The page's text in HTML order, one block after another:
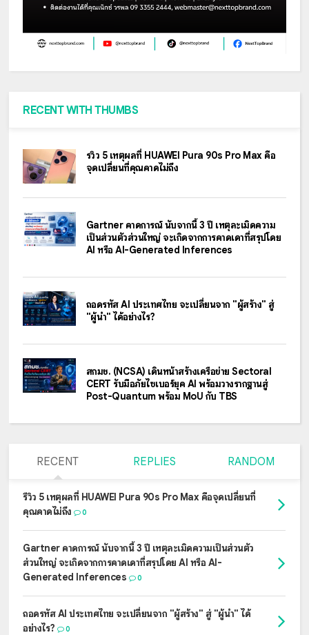
RECENT WITH THUMBS
รีวิว 5 เหตุผลที่ HUAWEI Pura 90s Pro Max คือ
จุดเปลี่ยนที่คุณคาดไม่ถึง
Gartner คาดการณ์ นับจากนี้ 3 ปี เหตุละเมิดความ
เป็นส่วนตัวส่วนใหญ่ จะเกิดจากการคาดเดาที่สรุปโดย
AI หรือ AI-Generated Inferences
ถอดรหัส AI ประเทศไทย จะเปลี่ยนจาก "ผู้สร้าง" สู่
"ผู้นำ" ได้อย่างไร?
สกมช. (NCSA) เดินหน้าสร้างเครือข่าย Sectoral
CERT รับมือภัยไซเบอร์ยุค AI พร้อมวางรากฐานสู่
Post-Quantum พร้อม MoU กับ TBS
RECENT REPLIES RANDOM
รีวิว 5 เหตุผลที่ HUAWEI Pura 90s Pro Max คือจุดเปลี่ยนที่
คุณคาดไม่ถึง
0
Gartner คาดการณ์ นับจากนี้ 3 ปี เหตุละเมิดความเป็นส่วนตัว
ส่วนใหญ่ จะเกิดจากการคาดเดาที่สรุปโดย AI หรือ AI-
Generated Inferences
0
ถอดรหัส AI ประเทศไทย จะเปลี่ยนจาก "ผู้สร้าง" สู่ "ผู้นำ" ได้
อย่างไร?
0